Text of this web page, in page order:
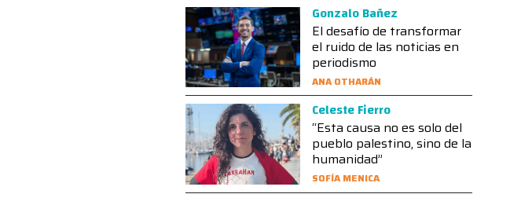
Gonzalo Bañez
El desafío de transformar
el ruido de las noticias en
periodismo
ANA OTHARÁN
Celeste Fierro
“Esta causa no es solo del
pueblo palestino, sino de la
humanidad”
SOFÍA MENICA